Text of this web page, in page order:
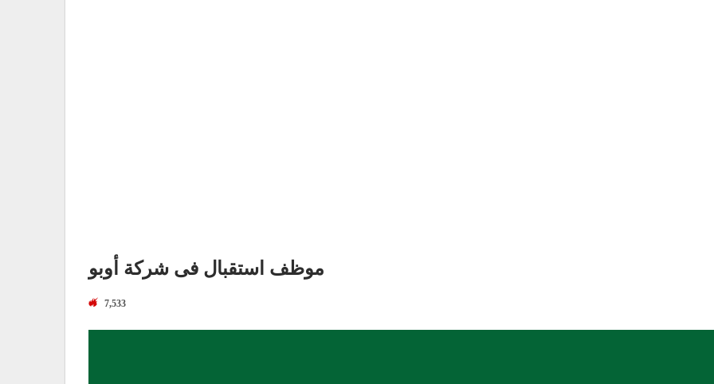
موظف استقبال فى شركة أوبو
7,533